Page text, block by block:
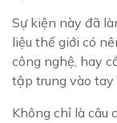
Sự kiện này đã
liệu thế giới có
công nghệ, hay
tập trung vào
Không chỉ là câu